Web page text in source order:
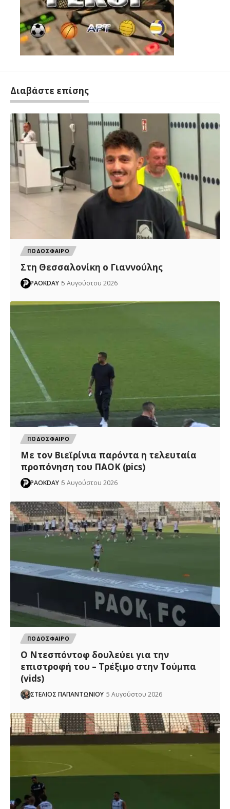
Διαβάστε επίσης
ΠΟΔΟΣΦΑΙΡΟ
Στη Θεσσαλονίκη ο Γιαννούλης
PAOKDAY 5 Αυγούστου 2026
ΠΟΔΟΣΦΑΙΡΟ
Με τον Βιεϊρίνια παρόντα η τελευταία
προπόνηση του ΠΑΟΚ (pics)
PAOKDAY 5 Αυγούστου 2026
ΠΟΔΟΣΦΑΙΡΟ
Ο Ντεσπόντοφ δουλεύει για την
επιστροφή του – Τρέξιμο στην Τούμπα
(vids)
ΣΤΕΛΙΟΣ ΠΑΠΑΝΤΩΝΙΟΥ 5 Αυγούστου 2026